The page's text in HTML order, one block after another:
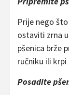
Prije nego
ostaviti zrna
pšenica brže
ručniku ili
Posadite